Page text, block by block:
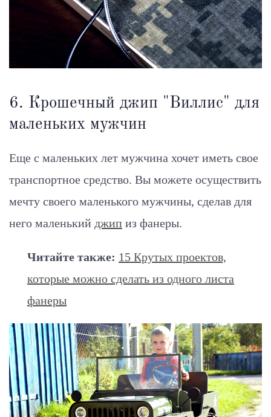
6. Крошечный джип "Виллис" для
маленьких мужчин
Еще с маленьких лет мужчина хочет иметь свое
транспортное средство. Вы можете осуществить
мечту своего маленького мужчины, сделав для
него маленький джип из фанеры.
Читайте также: 15 Крутых проектов,
которые можно сделать из одного листа
фанеры